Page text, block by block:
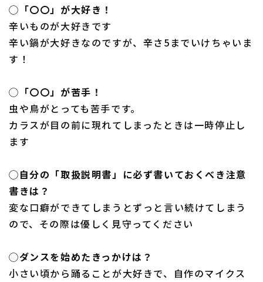
◯「〇〇」が大好き！
辛いものが大好きです
辛い鍋が大好きなのですが、辛さ5までいけちゃいま
す！
◯「〇〇」が苦手！
虫や鳥がとっても苦手です。
カラスが目の前に現れてしまったときは一時停止し
ます
◯自分の「取扱説明書」に必ず書いておくべき注意
書きは？
変な口癖ができてしまうとずっと言い続けてしまう
ので、その際は優しく見守ってください
◯ダンスを始めたきっかけは？
小さい頃から踊ることが大好きで、自作のマイクス